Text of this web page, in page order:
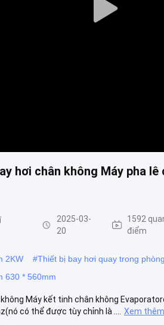
Play
hơi chân không Máy pha lê
2025-03-
20
1592
điểm
2KW #Thiết bị bay hơi quay trong
630 * 560mm
Máy kết tinh chân không
có thể được tùy chỉnh là ....
Xem thêm